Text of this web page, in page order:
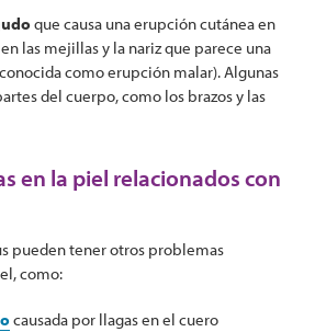
que causa una erupción cutánea en
las mejillas y la nariz que parece una
como erupción malar). Algunas
del cuerpo, como los brazos y las
en la piel relacionados con
pueden tener otros problemas
como:
causada por llagas en el cuero